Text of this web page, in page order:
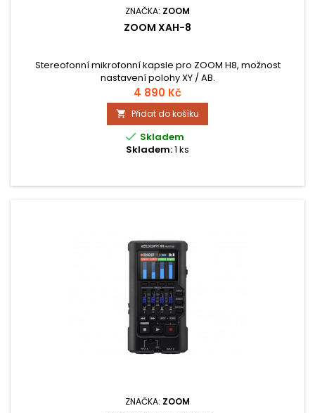
ZNAČKA: ZOOM
ZOOM XAH-8
Stereofonní mikrofonní kapsle pro ZOOM H8, možnost
nastavení polohy XY / AB.
4 890 Kč
 Přidat do košíku
 Skladem
Skladem:1 ks
ZNAČKA: ZOOM